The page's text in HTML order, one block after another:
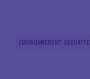
ENVIRONNEMENT SECURITE